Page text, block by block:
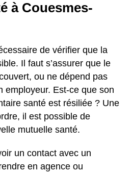
à Couesmes-
de vérifier que la
Il faut s’assurer que le
ou ne dépend pas
employeur. Est-ce que son
santé est résiliée ? Une
il est possible de
mutuelle santé.
un contact avec un
en agence ou